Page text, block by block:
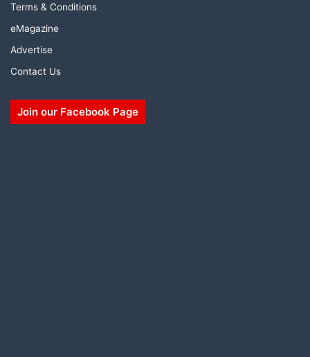
Terms & Conditions
eMagazine
Advertise
Contact Us
Join our Facebook Page